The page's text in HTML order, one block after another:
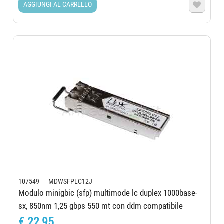
AGGIUNGI AL CARRELLO 
107549 MDWSFPLC12J
Modulo minigbic (sfp) multimode lc duplex 1000base-
sx, 850nm 1,25 gbps 550 mt con ddm compatibile
juniper